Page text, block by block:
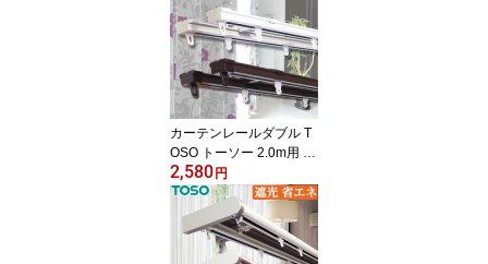
い定尺カーテンレール 長
さカット無料 正面付・天
井付選択可能
カーテンレールダブル T
OSO トーソー 2.0m用 カ
ーテンレール ダブル 伸
縮カーテンレール 1.1～
2.0mの範囲で伸縮 両開
き ホワイト・ブラウン
正面付ブラケット付 リー
2,580円